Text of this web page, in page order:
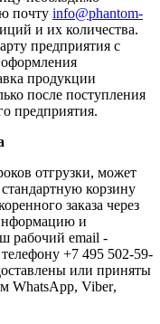
почту info@phantom-
и их количества.
предприятия с
оформления
продукции
после поступления
предприятия.
отгрузки, может
корзину
заказа через
и
рабочий email -
+7 495 502-59-
или приняты
WhatsApp, Viber,